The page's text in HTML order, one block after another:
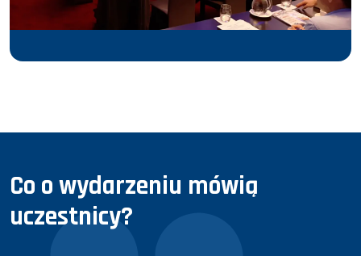
Co o wydarzeniu mówią
uczestnicy?